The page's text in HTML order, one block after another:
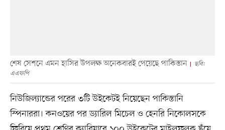
শেষ সেশনে এমন হাসির উপলক্ষ অনেকবারই পেয়েছে পাকিস্তান
ছবি:
এএফপি
নিউজিল্যান্ডের পরের ৩টি উইকেটই নিয়েছেন পাকিস্তানি
স্পিনাররা। কনওয়ের পর ড্যারিল মিচেল ও হেনরি নিকোলসকে